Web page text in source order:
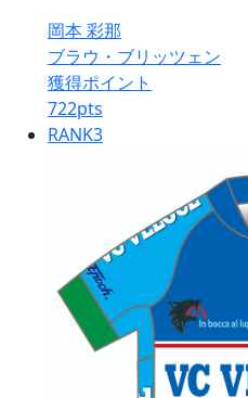
岡本 彩那
ブラウ・ブリッツェン
獲得ポイント
722pts
RANK3